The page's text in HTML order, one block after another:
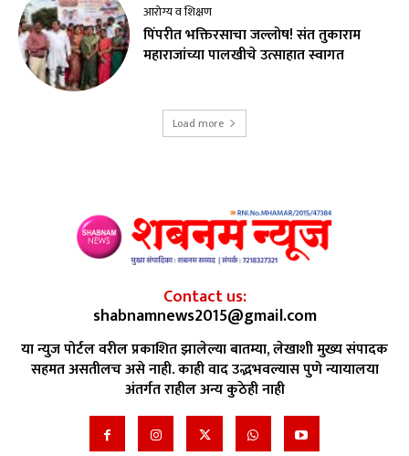
आरोग्य व शिक्षण
पिंपरीत भक्तिरसाचा जल्लोष! संत तुकाराम
महाराजांच्या पालखीचे उत्साहात स्वागत
Load more
Contact us:
shabnamnews2015@gmail.com
या न्युज पोर्टल वरील प्रकाशित झालेल्या बातम्या, लेखाशी मुख्य संपादक
सहमत असतीलच असे नाही. काही वाद उद्भभवल्यास पुणे न्यायालया
अंतर्गत राहील अन्य कुठेही नाही